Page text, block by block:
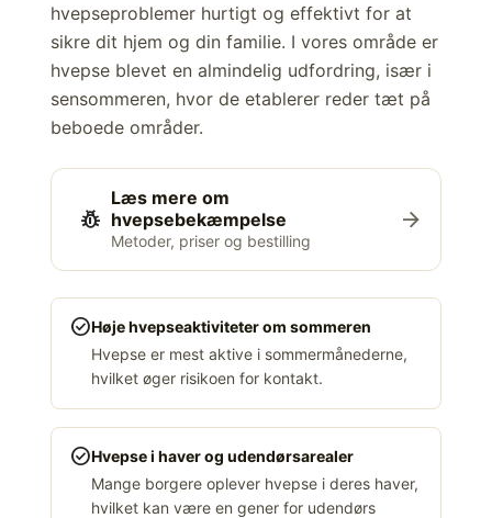
hvepseproblemer hurtigt og effektivt for at
sikre dit hjem og din familie. I vores område er
hvepse blevet en almindelig udfordring, især i
sensommeren, hvor de etablerer reder tæt på
beboede områder.
pest_control
Læs mere om
hvepsebekæmpelse
Metoder, priser og bestilling
arrow_forward
check_circleHøje hvepseaktiviteter om sommeren
Hvepse er mest aktive i sommermånederne,
hvilket øger risikoen for kontakt.
check_circleHvepse i haver og udendørsarealer
Mange borgere oplever hvepse i deres haver,
hvilket kan være en gener for udendørs